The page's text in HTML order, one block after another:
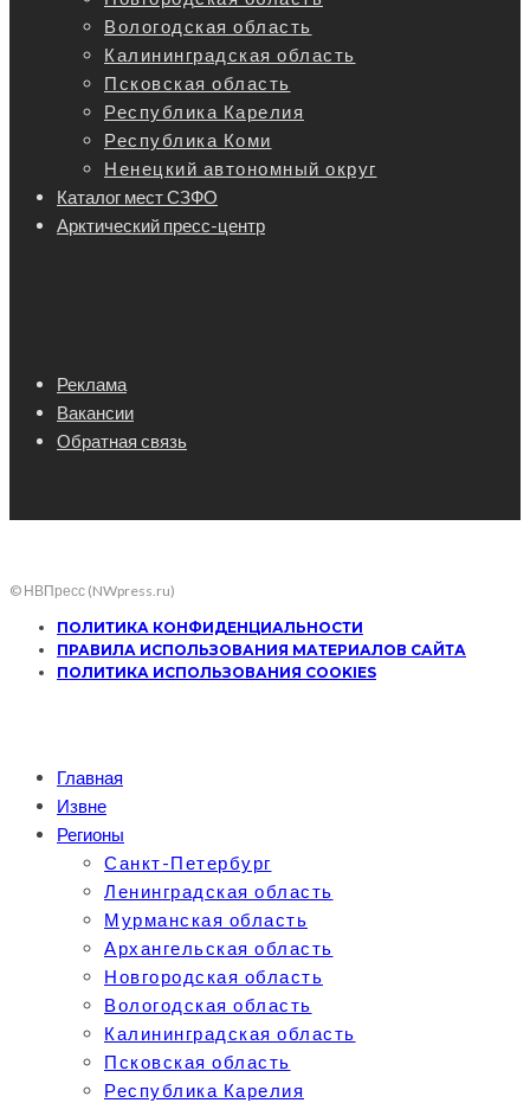
Вологодская область
Калининградская область
Псковская область
Республика Карелия
Республика Коми
Ненецкий автономный округ
Каталог мест СЗФО
Арктический пресс-центр
Реклама
Вакансии
Обратная связь
© НВПресс (NWpress.ru)
ПОЛИТИКА КОНФИДЕНЦИАЛЬНОСТИ
ПРАВИЛА ИСПОЛЬЗОВАНИЯ МАТЕРИАЛОВ САЙТА
ПОЛИТИКА ИСПОЛЬЗОВАНИЯ COOKIES
Главная
Извне
Регионы
Санкт-Петербург
Ленинградская область
Мурманская область
Архангельская область
Новгородская область
Вологодская область
Калининградская область
Псковская область
Республика Карелия